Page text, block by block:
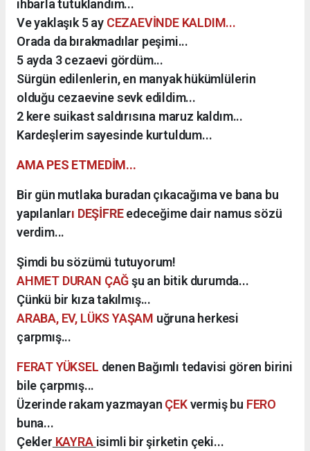
ihbarla tutuklandım...
Ve yaklaşık 5 ay CEZAEVİNDE KALDIM...
Orada da bırakmadılar peşimi...
5 ayda 3 cezaevi gördüm...
Sürgün edilenlerin, en manyak hükümlülerin
olduğu cezaevine sevk edildim...
2 kere suikast saldırısına maruz kaldım...
Kardeşlerim sayesinde kurtuldum...
AMA PES ETMEDİM...
Bir gün mutlaka buradan çıkacağıma ve bana bu
yapılanları DEŞİFREedeceğime dair namus sözü
verdim...
Şimdi bu sözümü tutuyorum!
AHMET DURAN ÇAĞşu an bitik durumda...
Çünkü bir kıza takılmış...
ARABA, EV, LÜKS YAŞAM uğruna herkesi
çarpmış...
FERAT YÜKSEL denen Bağımlı tedavisi gören birini
bile çarpmış...
Üzerinde rakam yazmayan ÇEKvermiş bu FERO
buna...
Çekler KAYRA isimli bir şirketin çeki...